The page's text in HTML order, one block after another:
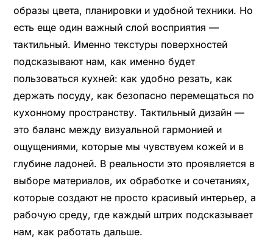
образы цвета, планировки и удобной техники. Но
есть еще один важный слой восприятия —
тактильный. Именно текстуры поверхностей
подсказывают нам, как именно будет
пользоваться кухней: как удобно резать, как
держать посуду, как безопасно перемещаться по
кухонному пространству. Тактильный дизайн —
это баланс между визуальной гармонией и
ощущениями, которые мы чувствуем кожей и в
глубине ладоней. В реальности это проявляется в
выборе материалов, их обработке и сочетаниях,
которые создают не просто красивый интерьер, а
рабочую среду, где каждый штрих подсказывает
нам, как работать дальше.